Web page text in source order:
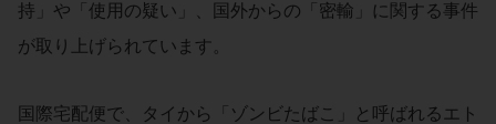
持」や「使用の疑い」、国外からの「密輸」に関する事件
が取り上げられています。
国際宅配便で、タイから「ゾンビたばこ」と呼ばれるエト